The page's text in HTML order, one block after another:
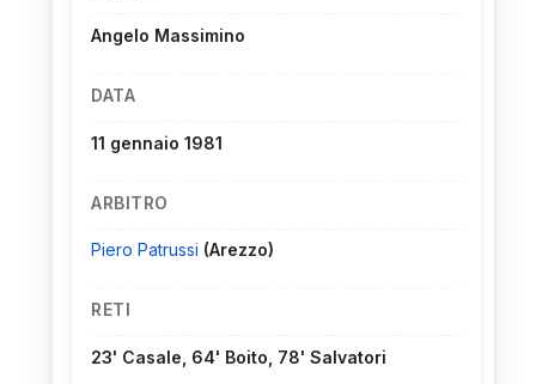
Angelo Massimino
DATA
11 gennaio 1981
ARBITRO
Piero Patrussi (Arezzo)
RETI
23' Casale, 64' Boito, 78' Salvatori